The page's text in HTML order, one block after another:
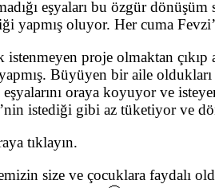
eşyaları bu özgür
yapmış oluyor. Her cuma
proje olmaktan
Büyüyen bir aile
oraya koyuyor ve
istediği gibi az tüketiyor ve
tıklayın.
size ve çocuklara faydalı